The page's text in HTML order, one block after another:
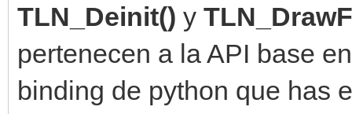
TLN_Deinit() y
pertenecen a la API base
binding de python que has